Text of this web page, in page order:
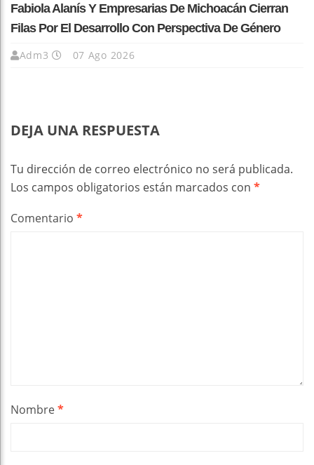
Fabiola Alanís Y Empresarias De Michoacán Cierran
Filas Por El Desarrollo Con Perspectiva De Género
Adm3 07 Ago 2026
DEJA UNA RESPUESTA
Tu dirección de correo electrónico no será publicada.
Los campos obligatorios están marcados con *
Comentario *
Nombre*